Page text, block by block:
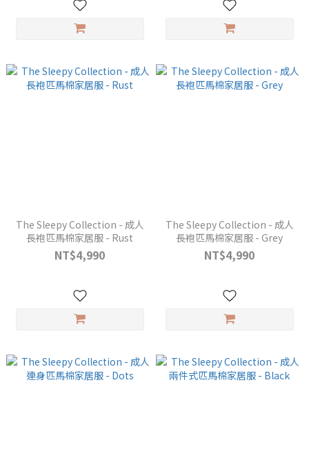
The Sleepy Collection - 成人
長袍匹馬棉家居服 - Rust
NT$4,990
The Sleepy Collection - 成人
長袍匹馬棉家居服 - Grey
NT$4,990